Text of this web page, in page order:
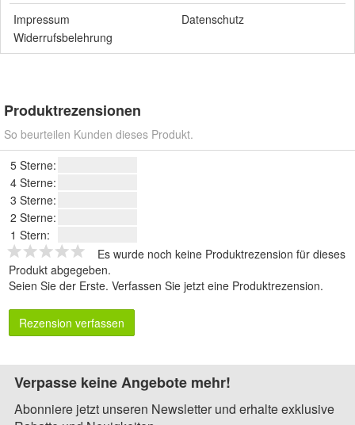
Impressum
Datenschutz
Widerrufsbelehrung
Produktrezensionen
So beurteilen Kunden dieses Produkt.
5 Sterne:
4 Sterne:
3 Sterne:
2 Sterne:
1 Stern:
Es wurde noch keine Produktrezension für dieses
Produkt abgegeben.
Seien Sie der Erste. Verfassen Sie jetzt eine Produktrezension.
Rezension verfassen
Verpasse keine Angebote mehr!
Abonniere jetzt unseren Newsletter und erhalte exklusive